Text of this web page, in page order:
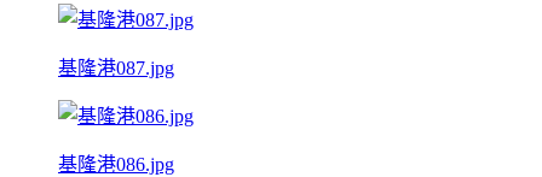
基隆港087.jpg
基隆港086.jpg